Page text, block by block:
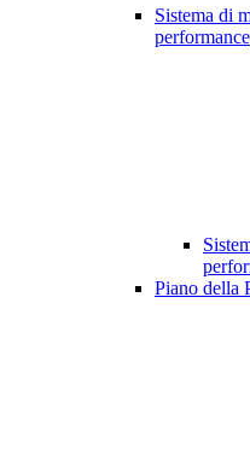
Sistema di
performance
Piano della